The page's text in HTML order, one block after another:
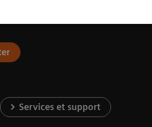
Services et support